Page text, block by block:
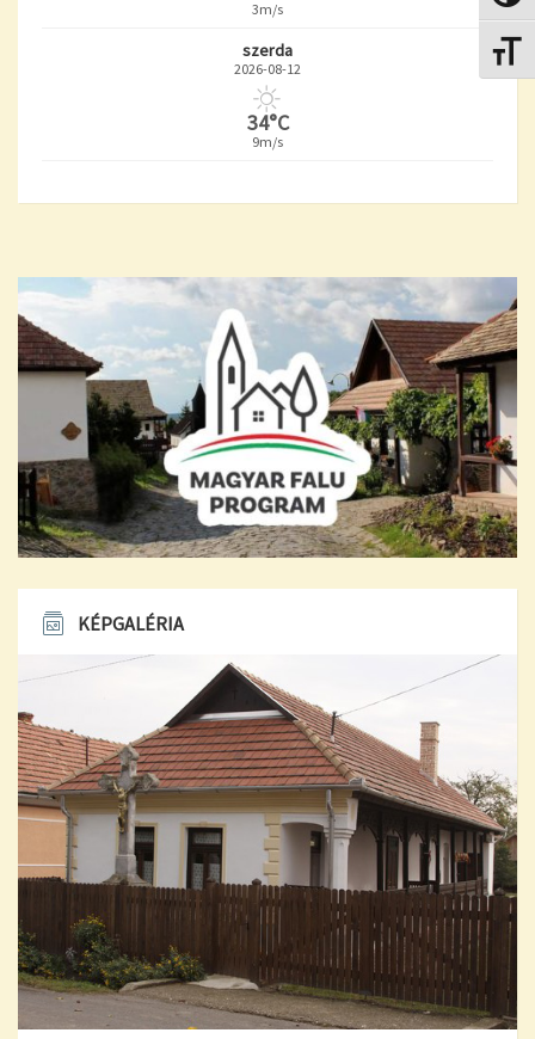
3m/s
szerda
2026-08-12
34°C
9m/s
KÉPGALÉRIA